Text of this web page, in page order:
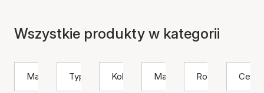
Wszystkie produkty w kategorii
Marka Typ Kolor Materiał Rozmiar Cena